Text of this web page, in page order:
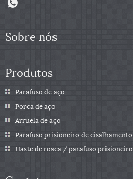
Sobre nós
Produtos
Parafuso de aço
Porca de aço
Arruela de aço
Parafuso prisioneiro de cisalhamento
Haste de rosca / parafuso prisioneiro